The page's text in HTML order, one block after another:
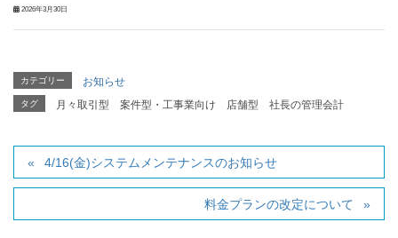
2026年3月30日
カテゴリー お知らせ
タグ 月々取引型 案件型・工事業向け 店舗型 社長の管理会計
4/16(金)システムメンテナンスのお知らせ
料金プランの改定について